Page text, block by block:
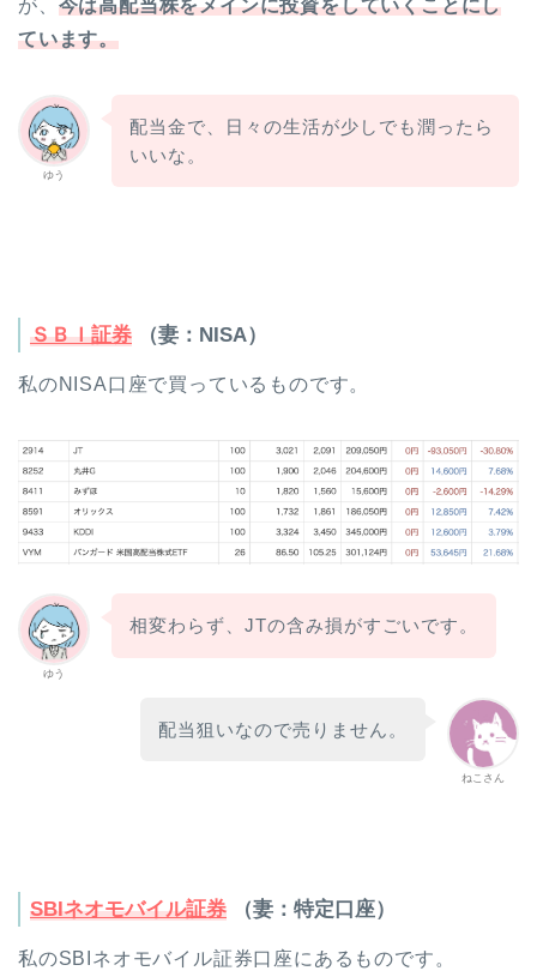
が、 今は高配当株をメインに投資をしていくことにし
ています。
ゆう
配当金で、日々の生活が少しでも潤ったら
いいな。
ＳＢＩ証券 （妻：NISA）
私のNISA口座で買っているものです。
ゆう
相変わらず、JTの含み損がすごいです。
ねこさん
配当狙いなので売りません。
SBIネオモバイル証券 （妻：特定口座）
私のSBIネオモバイル証券口座にあるものです。